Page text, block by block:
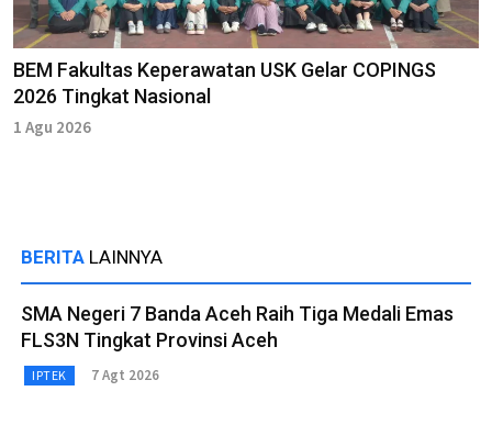
BEM Fakultas Keperawatan USK Gelar COPINGS
2026 Tingkat Nasional
1 Agu 2026
BERITA LAINNYA
SMA Negeri 7 Banda Aceh Raih Tiga Medali Emas
FLS3N Tingkat Provinsi Aceh
IPTEK 7 Agt 2026